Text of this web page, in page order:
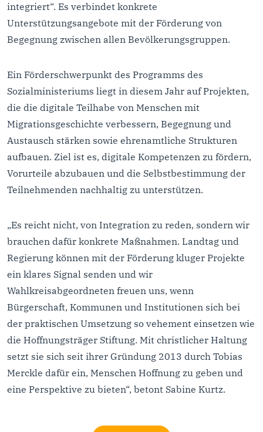
integriert“. Es verbindet konkrete
Unterstützungsangebote mit der Förderung von
Begegnung zwischen allen Bevölkerungsgruppen.
Ein Förderschwerpunkt des Programms des
Sozialministeriums liegt in diesem Jahr auf Projekten,
die die digitale Teilhabe von Menschen mit
Migrationsgeschichte verbessern, Begegnung und
Austausch stärken sowie ehrenamtliche Strukturen
aufbauen. Ziel ist es, digitale Kompetenzen zu fördern,
Vorurteile abzubauen und die Selbstbestimmung der
Teilnehmenden nachhaltig zu unterstützen.
„Es reicht nicht, von Integration zu reden, sondern wir
brauchen dafür konkrete Maßnahmen. Landtag und
Regierung können mit der Förderung kluger Projekte
ein klares Signal senden und wir
Wahlkreisabgeordneten freuen uns, wenn
Bürgerschaft, Kommunen und Institutionen sich bei
der praktischen Umsetzung so vehement einsetzen wie
die Hoffnungsträger Stiftung. Mit christlicher Haltung
setzt sie sich seit ihrer Gründung 2013 durch Tobias
Merckle dafür ein, Menschen Hoffnung zu geben und
eine Perspektive zu bieten“, betont Sabine Kurtz.